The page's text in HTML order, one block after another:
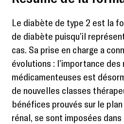
Le diabète de type 2 est la
de diabète puisqu’il
cas. Sa prise en charge a
évolutions : l’importance des
médicamenteuses est
de nouvelles classes
bénéfices prouvés sur le
rénal, se sont imposées